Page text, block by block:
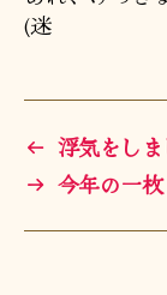
(迷
← 浮気をし
→ 今年の一枚